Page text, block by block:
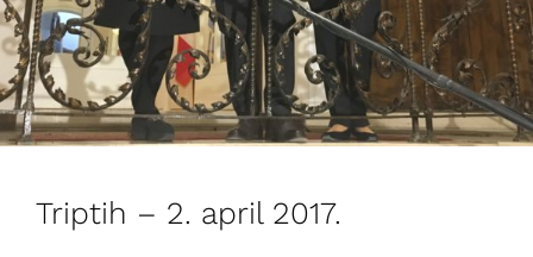
Triptih – 2. april 2017.